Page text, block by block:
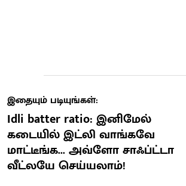
இதையும் படியுங்கள்:
Idli batter ratio: இனிமேல்
கடையில் இட்லி வாங்கவே
மாட்டீங்க... அவ்ளோ சாஃப்ட்டா
வீட்லயே செய்யலாம்!